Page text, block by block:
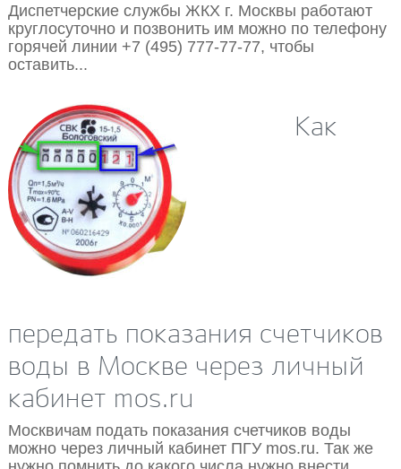
Диспетчерские службы ЖКХ г. Москвы работают
круглосуточно и позвонить им можно по телефону
горячей линии +7 (495) 777-77-77, чтобы
оставить...
Как
передать показания счетчиков
воды в Москве через личный
кабинет mos.ru
Москвичам подать показания счетчиков воды
можно через личный кабинет ПГУ mos.ru. Так же